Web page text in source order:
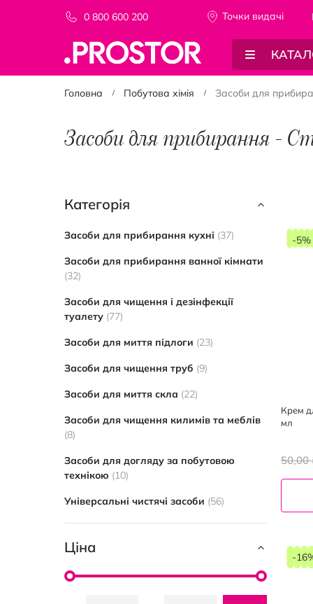
0 800 600 200 Точки видачi
Головна Побутова хімія Засоби для
Засоби для прибирання -
Крем
мл
50,00
-5%
-
Категорія
Засоби для прибирання кухні 37
елементи
Засоби для прибирання ванної кімнати
32
елементи
Засоби для чищення і дезінфекції
туалету 77
елементи
Засоби для миття підлоги 23
елементи
Засоби для чищення труб 9
елементи
Засоби для миття скла 22
елементи
Засоби для чищення килимів та меблів
8
елементи
Засоби для догляду за побутовою
технікою
10
елементи
Універсальні чистячі засоби 56
елементи
Ціна